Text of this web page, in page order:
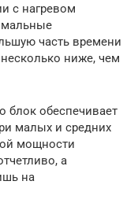
с нагревом
часть времени
ниже, чем
блок обеспечивает
малых и средних
мощности
а
на